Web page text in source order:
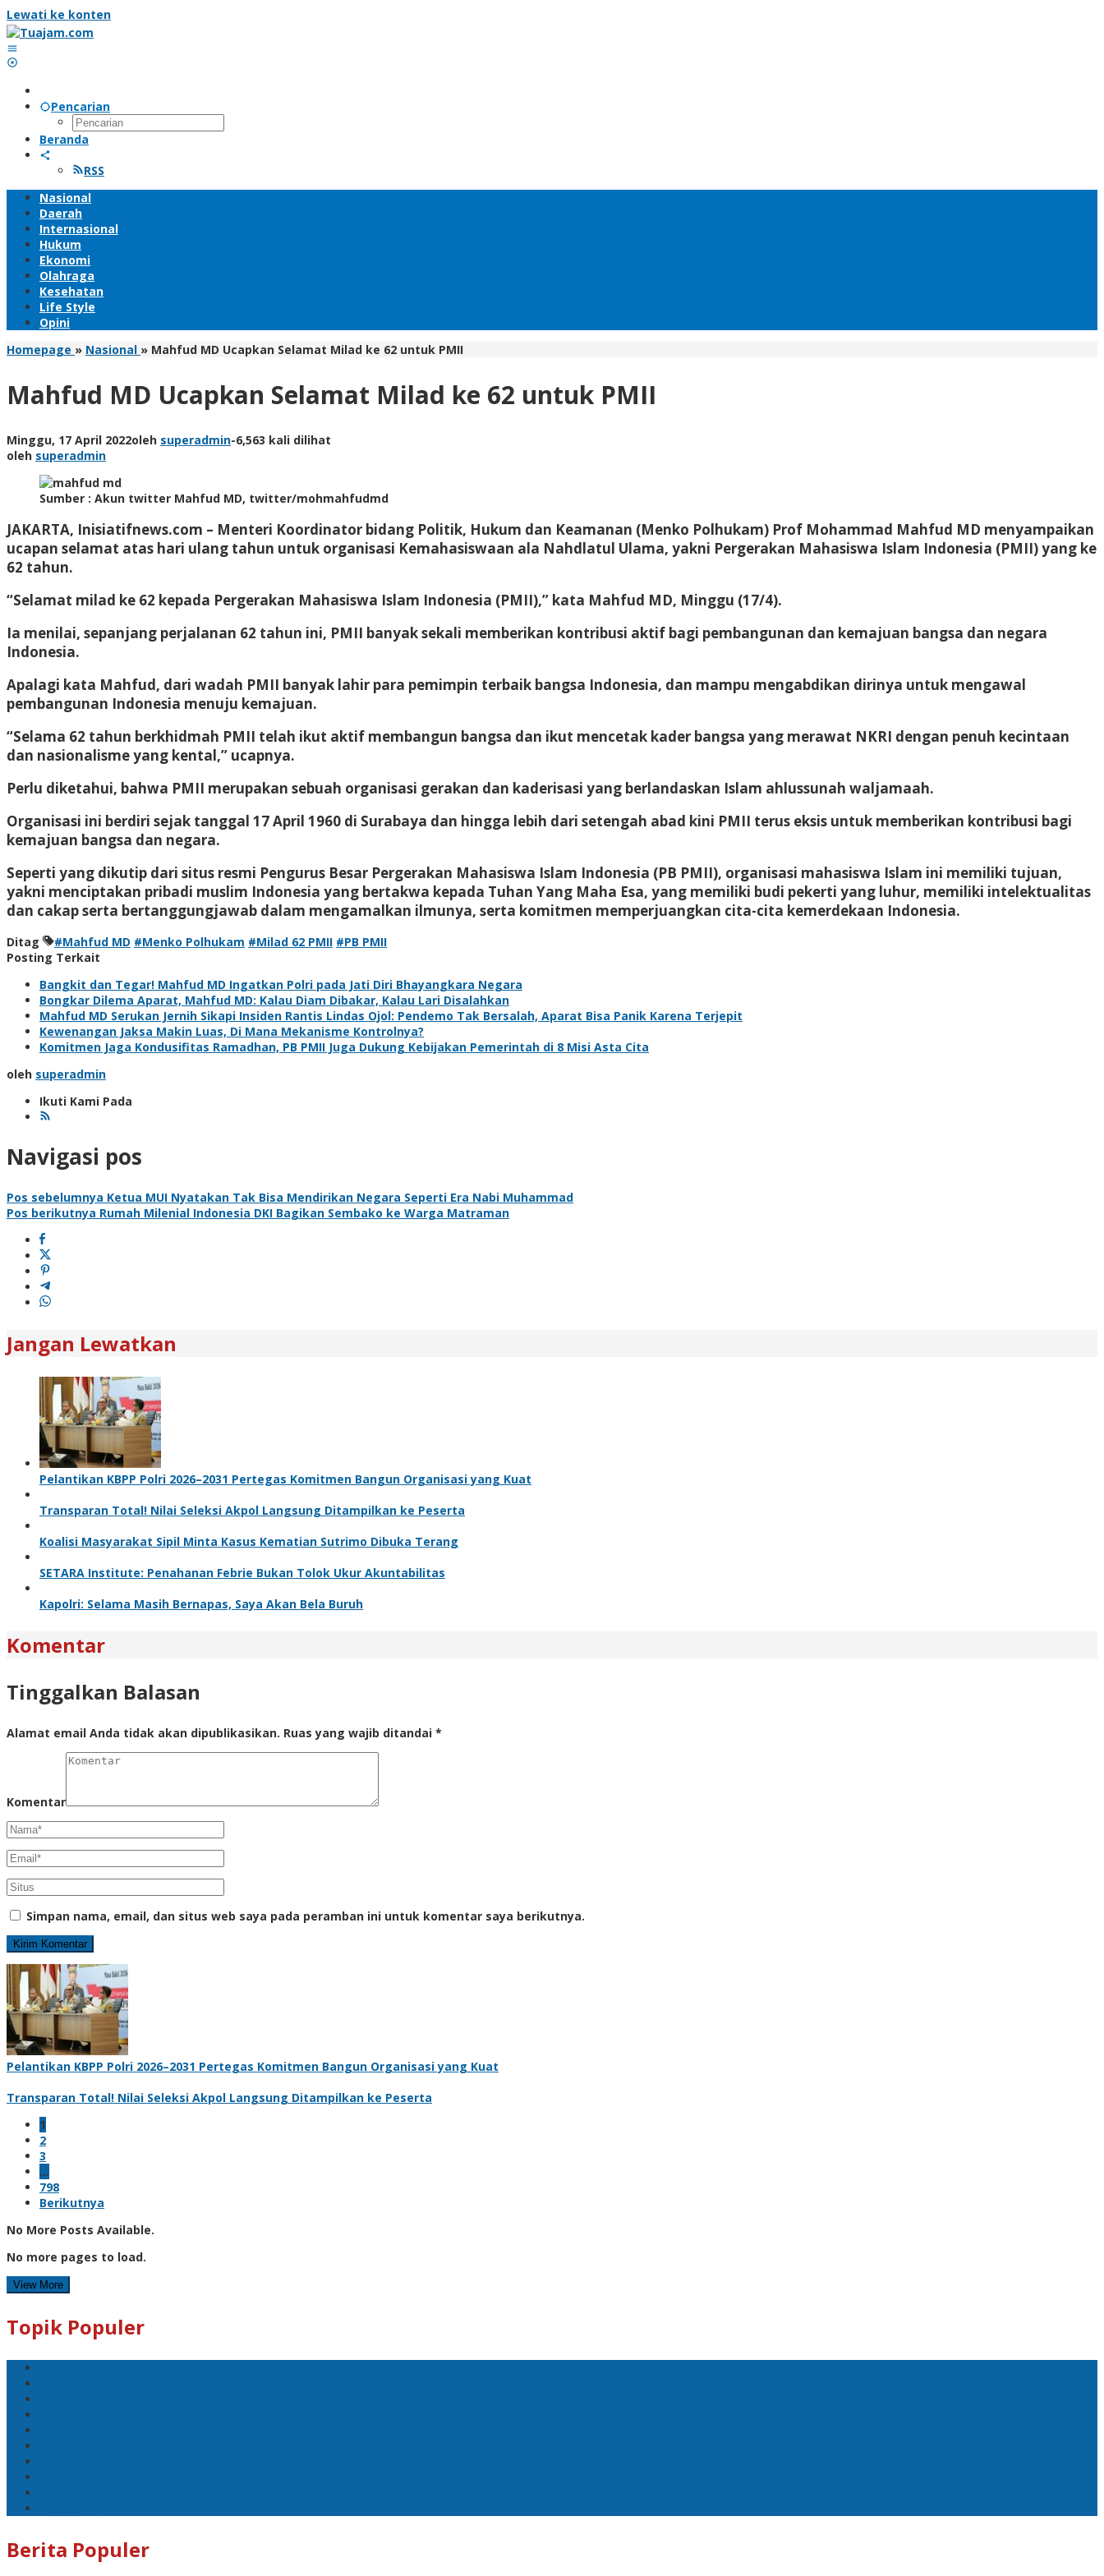
Lewati ke konten
Pencarian
Beranda
RSS
Nasional
Daerah
Internasional
Hukum
Ekonomi
Olahraga
Kesehatan
Life Style
Opini
Homepage » Nasional » Mahfud MD Ucapkan Selamat Milad ke 62 untuk PMII
Mahfud MD Ucapkan Selamat Milad ke 62 untuk PMII
Minggu, 17 April 2022oleh superadmin-6,563 kali dilihat
oleh superadmin
Sumber : Akun twitter Mahfud MD, twitter/mohmahfudmd
JAKARTA, Inisiatifnews.com – Menteri Koordinator bidang Politik, Hukum dan Keamanan (Menko Polhukam) Prof Mohammad Mahfud MD menyampaikan
ucapan selamat atas hari ulang tahun untuk organisasi Kemahasiswaan ala Nahdlatul Ulama, yakni Pergerakan Mahasiswa Islam Indonesia (PMII) yang ke
62 tahun.
“Selamat milad ke 62 kepada Pergerakan Mahasiswa Islam Indonesia (PMII),” kata Mahfud MD, Minggu (17/4).
Ia menilai, sepanjang perjalanan 62 tahun ini, PMII banyak sekali memberikan kontribusi aktif bagi pembangunan dan kemajuan bangsa dan negara
Indonesia.
Apalagi kata Mahfud, dari wadah PMII banyak lahir para pemimpin terbaik bangsa Indonesia, dan mampu mengabdikan dirinya untuk mengawal
pembangunan Indonesia menuju kemajuan.
“Selama 62 tahun berkhidmah PMII telah ikut aktif membangun bangsa dan ikut mencetak kader bangsa yang merawat NKRI dengan penuh kecintaan
dan nasionalisme yang kental,” ucapnya.
Perlu diketahui, bahwa PMII merupakan sebuah organisasi gerakan dan kaderisasi yang berlandaskan Islam ahlussunah waljamaah.
Organisasi ini berdiri sejak tanggal 17 April 1960 di Surabaya dan hingga lebih dari setengah abad kini PMII terus eksis untuk memberikan kontribusi bagi
kemajuan bangsa dan negara.
Seperti yang dikutip dari situs resmi Pengurus Besar Pergerakan Mahasiswa Islam Indonesia (PB PMII), organisasi mahasiswa Islam ini memiliki tujuan,
yakni menciptakan pribadi muslim Indonesia yang bertakwa kepada Tuhan Yang Maha Esa, yang memiliki budi pekerti yang luhur, memiliki intelektualitas
dan cakap serta bertanggungjawab dalam mengamalkan ilmunya, serta komitmen memperjuangkan cita-cita kemerdekaan Indonesia.
Ditag #Mahfud MD #Menko Polhukam #Milad 62 PMII #PB PMII
Posting Terkait
Bangkit dan Tegar! Mahfud MD Ingatkan Polri pada Jati Diri Bhayangkara Negara
Bongkar Dilema Aparat, Mahfud MD: Kalau Diam Dibakar, Kalau Lari Disalahkan
Mahfud MD Serukan Jernih Sikapi Insiden Rantis Lindas Ojol: Pendemo Tak Bersalah, Aparat Bisa Panik Karena Terjepit
Kewenangan Jaksa Makin Luas, Di Mana Mekanisme Kontrolnya?
Komitmen Jaga Kondusifitas Ramadhan, PB PMII Juga Dukung Kebijakan Pemerintah di 8 Misi Asta Cita
oleh superadmin
Ikuti Kami Pada
Navigasi pos
Pos sebelumnya Ketua MUI Nyatakan Tak Bisa Mendirikan Negara Seperti Era Nabi Muhammad
Pos berikutnya Rumah Milenial Indonesia DKI Bagikan Sembako ke Warga Matraman
Jangan Lewatkan
Pelantikan KBPP Polri 2026–2031 Pertegas Komitmen Bangun Organisasi yang Kuat
Transparan Total! Nilai Seleksi Akpol Langsung Ditampilkan ke Peserta
Koalisi Masyarakat Sipil Minta Kasus Kematian Sutrimo Dibuka Terang
SETARA Institute: Penahanan Febrie Bukan Tolok Ukur Akuntabilitas
Kapolri: Selama Masih Bernapas, Saya Akan Bela Buruh
Komentar
Tinggalkan Balasan
Alamat email Anda tidak akan dipublikasikan. Ruas yang wajib ditandai *
Komentar
Simpan nama, email, dan situs web saya pada peramban ini untuk komentar saya berikutnya.
Pelantikan KBPP Polri 2026–2031 Pertegas Komitmen Bangun Organisasi yang Kuat
Transparan Total! Nilai Seleksi Akpol Langsung Ditampilkan ke Peserta
1
2
3
…
798
Berikutnya
No More Posts Available.
No more pages to load.
View More
Topik Populer
Berita Populer